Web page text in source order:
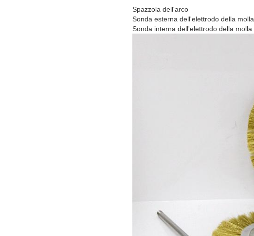
Spazzola dell'arco
Sonda esterna dell'elettrodo della molla
Sonda interna dell'elettrodo della molla